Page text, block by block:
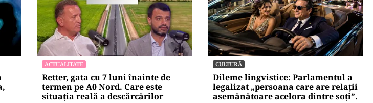
SĂNĂTATE
Mesajul Agenției Naționale a
Medicamentului: De ce au fost
blocate temporar la vânzare
NECONVENTIONAL
FrikiPedia: răzbunarea
electrocasnicelor. Românii îl atacă
pe Bolojan cu fierul de călcat